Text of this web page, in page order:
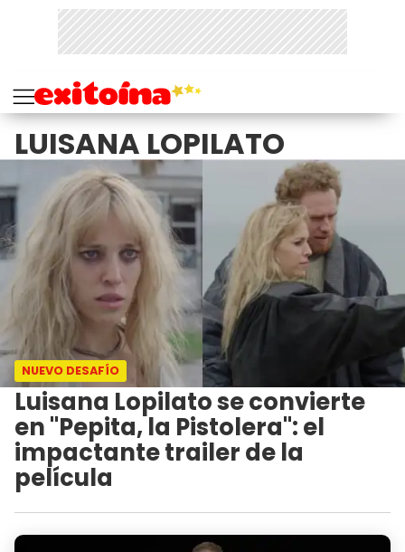
LUISANA LOPILATO
NUEVO DESAFÍO
Luisana Lopilato se convierte
en "Pepita, la Pistolera": el
impactante trailer de la
película